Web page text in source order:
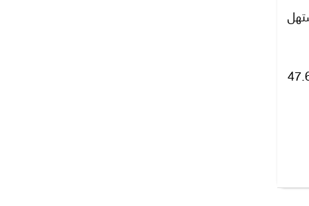
جنيه للبيع بمستهل
اليوم الصباحية مستوى سعر 47.52 جنيه للشراء، و47.62